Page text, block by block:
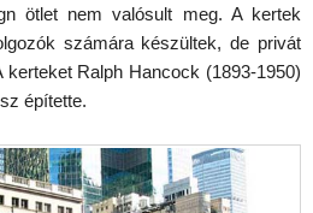
ötlet nem valósult meg. A kertek
számára készültek, de privát
Ralph Hancock (1893-1950)
építette.